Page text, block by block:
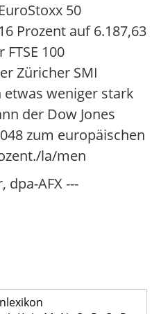
50
Prozent auf 6.187,63
100
Züricher SMI
etwas weniger stark
der Dow Jones
zum europäischen
la/men
dpa-AFX ---